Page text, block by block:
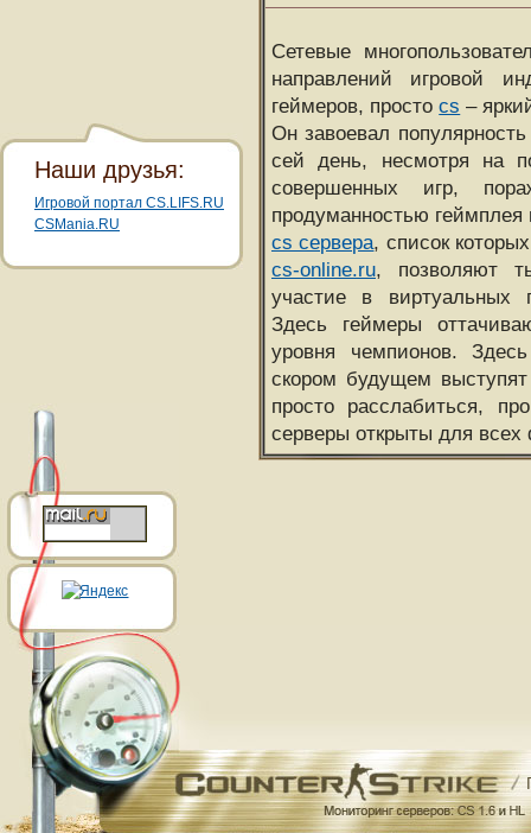
Сетевые
направлений игровой
геймеров, простоcs –
Он завоевал
сей день, несмотря на
совершенных игр,
продуманностью
cs сервера, список
cs-online.ru, позволяют
участие в виртуальных
Здесь геймеры
уровня чемпионов.
скором будущем
просто расслабиться,
серверы открыты для всех
Наши друзья:
Игровой портал CS.LIFS.RU
CSMania.RU